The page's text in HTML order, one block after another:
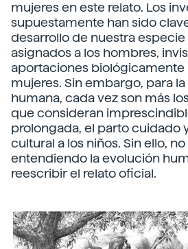
mujeres en este relato. Los
supuestamente han sido
desarrollo de nuestra especie
asignados a los hombres,
aportaciones biológicamente
mujeres. Sin embargo, para
humana, cada vez son más
que consideran
prolongada, el parto cuidado
cultural a los niños. Sin ello,
entendiendo la evolución
reescribir el relato oficial.